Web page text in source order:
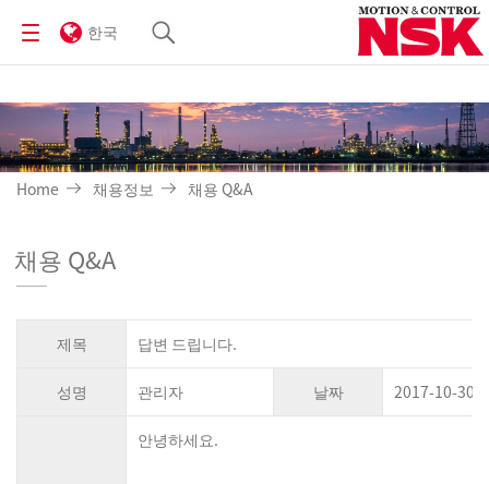
한국
Home 채용정보 채용 Q&A
채용 Q&A
제목 답변 드립니다.
성명 관리자 날짜 2017-10-30
안녕하세요.